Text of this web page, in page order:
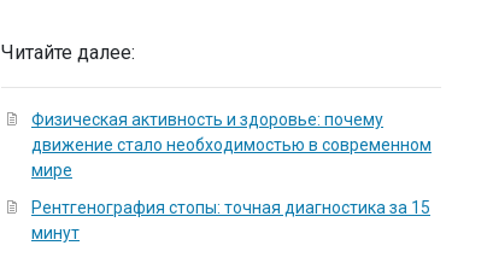
Читайте далее:
Физическая активность и здоровье: почему
движение стало необходимостью в современном
мире
Рентгенография стопы: точная диагностика за 15
минут